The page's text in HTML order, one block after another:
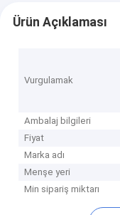
Ürün Açıklaması
Vurgulamak
Ambalaj bilgileri
Fiyat
Marka adı
Menşe yeri
Min sipariş miktarı